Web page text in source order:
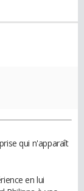
qui n'apparaît
en lui